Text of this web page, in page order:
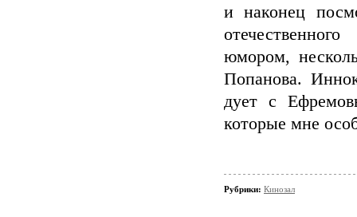
и наконец
юмором,
Попанова.
дует с
которые мне
Рубрики: Кинозал